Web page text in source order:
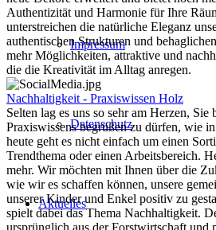
Impressum
Datenschutz
Aktuelles
Authentizität und Harmonie für Ihre
unterstreichen die natürliche Eleganz
authentischen Strukturen und
mehr Möglichkeiten, attraktive und
die die Kreativität im Alltag anregen.
Nachhaltigkeit - Praxiswissen Holz
Selten lag es uns so sehr am Herzen, Sie
Praxiswissens begrüßen zu dürfen, wie
heute geht es nicht einfach um einen
Trendthema oder einen Arbeitsbereich.
mehr. Wir möchten mit Ihnen über die
wie wir es schaffen können, unsere
unserer Kinder und Enkel positiv zu
spielt dabei das Thema Nachhaltigkeit.